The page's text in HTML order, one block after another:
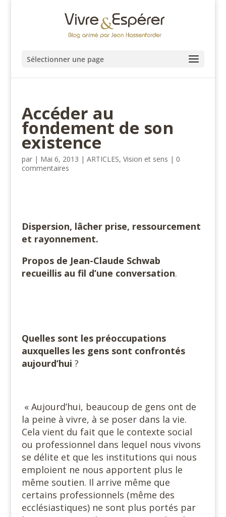
Sélectionner une page
Accéder au
fondement de son
existence
par | Mai 6, 2013 | ARTICLES, Vision et sens | 0
commentaires
Dispersion, lâcher prise, ressourcement
et rayonnement.
Propos de Jean-Claude Schwab
recueillis au fil d’une conversation.
Quelles sont les préoccupations
auxquelles les gens sont confrontés
aujourd’hui ?
« Aujourd’hui, beaucoup de gens ont de
la peine à vivre, à se poser dans la vie.
Cela vient du fait que le contexte social
ou professionnel dans lequel nous vivons
se délite et que les institutions qui nous
emploient ne nous apportent plus le
même soutien. Il arrive même que
certains professionnels (même des
ecclésiastiques) ne sont plus portés par